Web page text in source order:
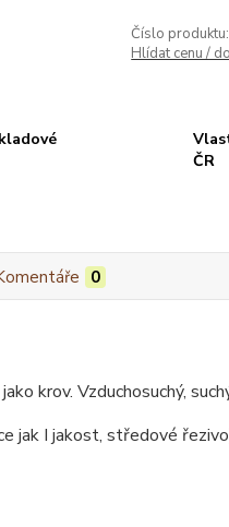
Číslo produktu:
Hlídat cenu /
ČR
0
krov. Vzduchosuchý,
jak I jakost, středové